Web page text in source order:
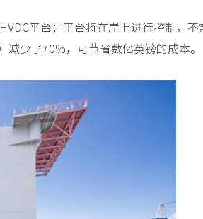
平台；平台将在岸上进行控制，
少了70%，可节省数亿英镑的成本。